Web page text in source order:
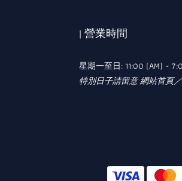
| 營業時間
星期一至日: 11:00 (AM) ~
特別日子請留意 網站首頁